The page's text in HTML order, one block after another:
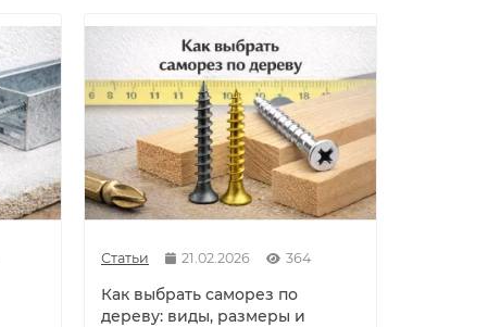
Статьи 21.02.2026 364
Как выбрать саморез по
дереву: виды, размеры и